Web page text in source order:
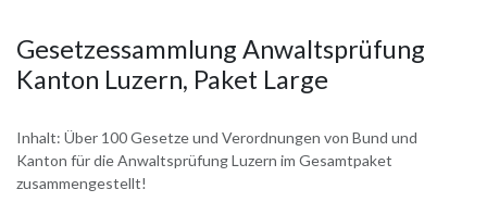
Gesetzessammlung Anwaltsprüfung
Kanton Luzern, Paket Large
Inhalt: Über 100 Gesetze und Verordnungen von Bund und
Kanton für die Anwaltsprüfung Luzern im Gesamtpaket
zusammengestellt!